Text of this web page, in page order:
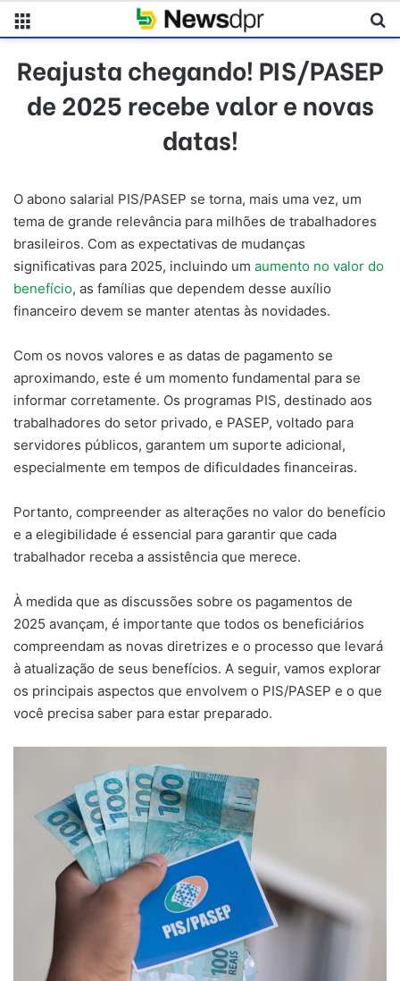
Reajusta chegando! PIS/PASEP
de 2025 recebe valor e novas
datas!
O abono salarial PIS/PASEP se torna, mais uma vez, um
tema de grande relevância para milhões de trabalhadores
brasileiros. Com as expectativas de mudanças
significativas para 2025, incluindo um aumento no valor do
benefício, as famílias que dependem desse auxílio
financeiro devem se manter atentas às novidades.
Com os novos valores e as datas de pagamento se
aproximando, este é um momento fundamental para se
informar corretamente. Os programas PIS, destinado aos
trabalhadores do setor privado, e PASEP, voltado para
servidores públicos, garantem um suporte adicional,
especialmente em tempos de dificuldades financeiras.
Portanto, compreender as alterações no valor do benefício
e a elegibilidade é essencial para garantir que cada
trabalhador receba a assistência que merece.
À medida que as discussões sobre os pagamentos de
2025 avançam, é importante que todos os beneficiários
compreendam as novas diretrizes e o processo que levará
à atualização de seus benefícios. A seguir, vamos explorar
os principais aspectos que envolvem o PIS/PASEP e o que
você precisa saber para estar preparado.